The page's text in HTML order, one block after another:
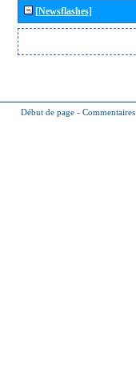
[Newsflashes]
Début de page - Commentaires